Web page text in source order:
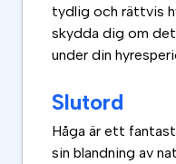
tydlig och rättvis
skydda dig om
under din
Slutord
Håga är ett
sin blandning av